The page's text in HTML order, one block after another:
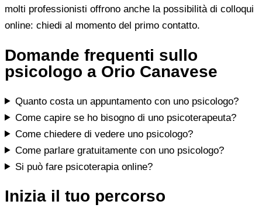
molti professionisti offrono anche la possibilità di colloqui
online: chiedi al momento del primo contatto.
Domande frequenti sullo
psicologo a Orio Canavese
Quanto costa un appuntamento con uno psicologo?
Come capire se ho bisogno di uno psicoterapeuta?
Come chiedere di vedere uno psicologo?
Come parlare gratuitamente con uno psicologo?
Si può fare psicoterapia online?
Inizia il tuo percorso